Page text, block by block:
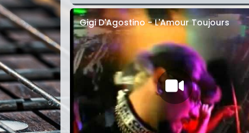
Gigi D'Agostino - L'Amour Toujours